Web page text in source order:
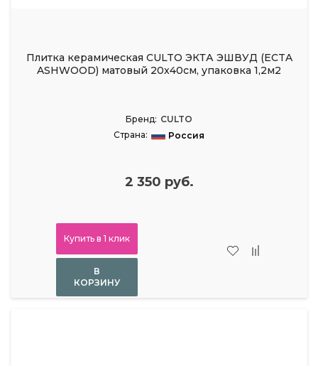
Плитка керамическая CULTO ЭКТА ЭШВУД (ECTA
ASHWOOD) матовый 20x40см, упаковка 1,2м2
Бренд: CULTO
Страна:
Россия
2 350 руб.
Купить в 1 клик
В
КОРЗИНУ